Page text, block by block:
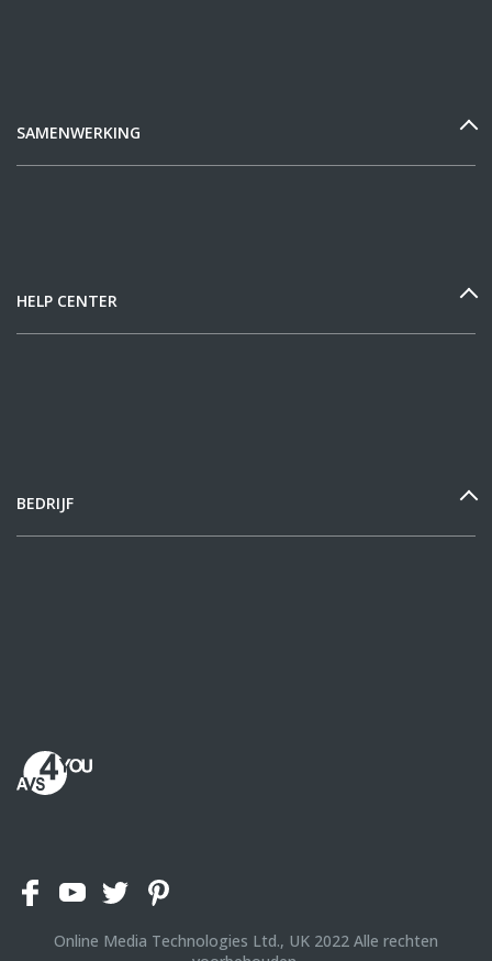
SAMENWERKING
HELP CENTER
BEDRIJF
Online Media Technologies Ltd., UK 2022 Alle rechten